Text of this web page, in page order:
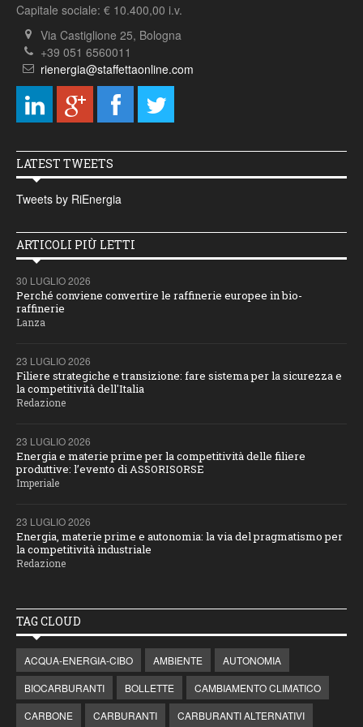
Capitale sociale: € 10.400,00 i.v.
Via Castiglione 25, Bologna
+39 051 6560011
rienergia@staffettaonline.com
LATEST TWEETS
Tweets by RiEnergia
ARTICOLI PIÙ LETTI
30 LUGLIO 2026
Perché conviene convertire le raffinerie europee in bio-
raffinerie
Lanza
23 LUGLIO 2026
Filiere strategiche e transizione: fare sistema per la sicurezza e
la competitività dell'Italia
Redazione
23 LUGLIO 2026
Energia e materie prime per la competitività delle filiere
produttive: l’evento di ASSORISORSE
Imperiale
23 LUGLIO 2026
Energia, materie prime e autonomia: la via del pragmatismo per
la competitività industriale
Redazione
TAG CLOUD
ACQUA-ENERGIA-CIBO AMBIENTE
AUTONOMIA
BIOCARBURANTI
BOLLETTE
CAMBIAMENTO CLIMATICO
CARBONE
CARBURANTI CARBURANTI ALTERNATIVI